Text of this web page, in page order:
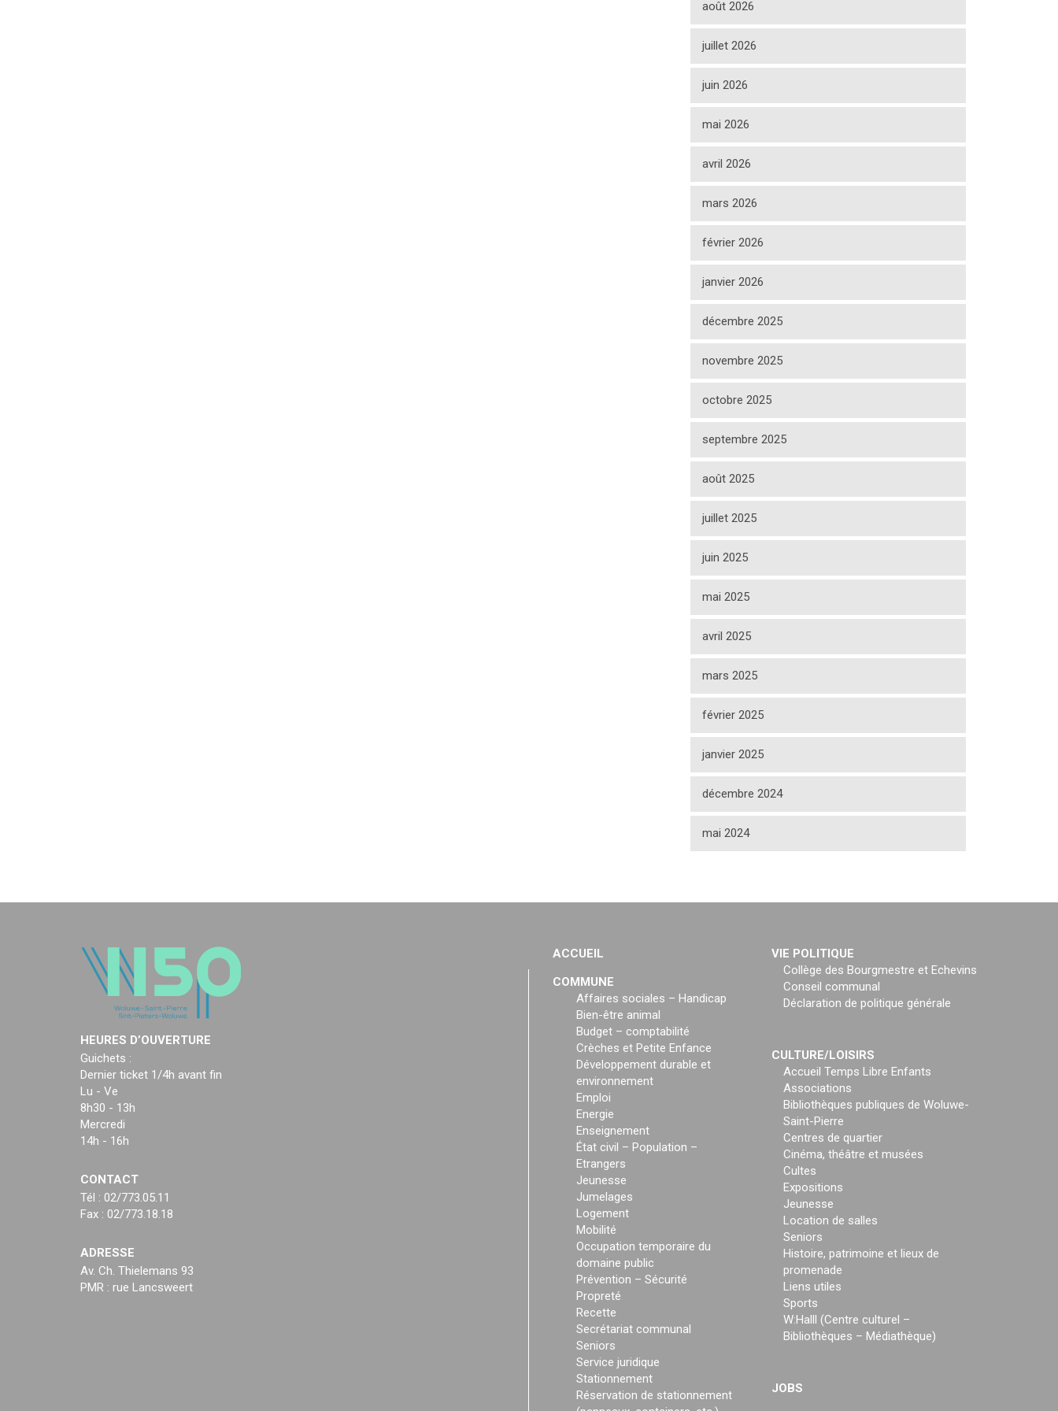
août 2026
juillet 2026
juin 2026
mai 2026
avril 2026
mars 2026
février 2026
janvier 2026
décembre 2025
novembre 2025
octobre 2025
septembre 2025
août 2025
juillet 2025
juin 2025
mai 2025
avril 2025
mars 2025
février 2025
janvier 2025
décembre 2024
mai 2024
HEURES D’OUVERTURE
Guichets :
Dernier ticket 1/4h avant fin
Lu - Ve
8h30 - 13h
Mercredi
14h - 16h
CONTACT
Tél : 02/773.05.11
Fax : 02/773.18.18
ADRESSE
Av. Ch. Thielemans 93
PMR : rue Lancsweert
ACCUEIL
COMMUNE
Affaires sociales – Handicap
Bien-être animal
Budget – comptabilité
Crèches et Petite Enfance
Développement durable et
environnement
Emploi
Energie
Enseignement
État civil – Population –
Etrangers
Jeunesse
Jumelages
Logement
Mobilité
Occupation temporaire du
domaine public
Prévention – Sécurité
Propreté
Recette
Secrétariat communal
Seniors
Service juridique
Stationnement
Réservation de stationnement
VIE POLITIQUE
Collège des Bourgmestre et Echevins
Conseil communal
Déclaration de politique générale
CULTURE/LOISIRS
Accueil Temps Libre Enfants
Associations
Bibliothèques publiques de Woluwe-
Saint-Pierre
Centres de quartier
Cinéma, théâtre et musées
Cultes
Expositions
Jeunesse
Location de salles
Seniors
Histoire, patrimoine et lieux de
promenade
Liens utiles
Sports
W:Halll (Centre culturel –
Bibliothèques – Médiathèque)
JOBS